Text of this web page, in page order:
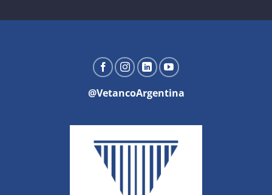
@VetancoArgentina